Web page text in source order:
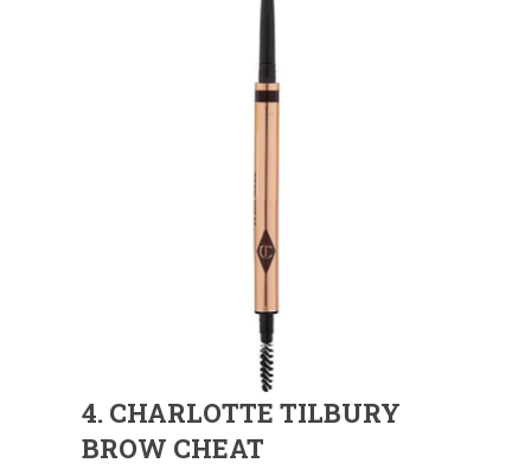
4. CHARLOTTE TILBURY
BROW CHEAT